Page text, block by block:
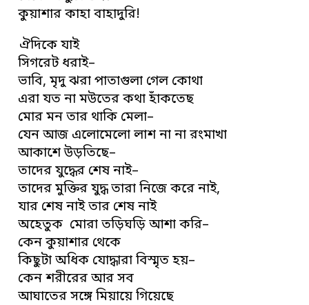
কুয়াশার কাহা বাহাদুরি!
ঐদিকে যাই
সিগরেট ধরাই–
ভাবি, মৃদু ঝরা পাতাগুলা গেল কোথা
এরা যত না মউতের কথা হাঁকতেছ
মোর মন তার থাকি মেলা–
যেন আজ এলোমেলো লাশ না না রংমাখা
আকাশে উড়তিছে–
তাদের যুদ্ধের শেষ নাই–
তাদের মুক্তির যুদ্ধ তারা নিজে করে নাই,
যার শেষ নাই তার শেষ নাই
অহেতুক মোরা তড়িঘড়ি আশা করি–
কেন কুয়াশার থেকে
কিছুটা অধিক যোদ্ধারা বিস্মৃত হয়–
কেন শরীরের আর সব
আঘাতের সঙ্গে মিয়ায়ে গিয়েছে